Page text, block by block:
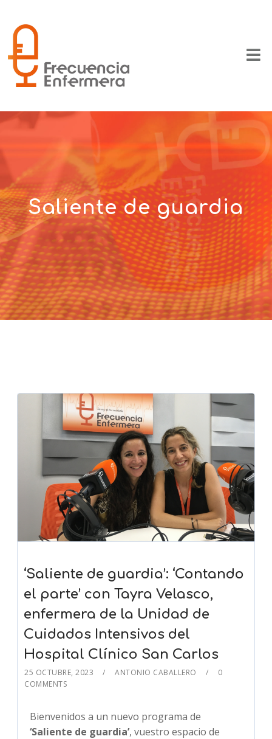
Saliente de guardia
‘Saliente de guardia’: ‘Contando
el parte’ con Tayra Velasco,
enfermera de la Unidad de
Cuidados Intensivos del
Hospital Clínico San Carlos
25 OCTUBRE, 2023 ANTONIO CABALLERO
0
COMMENTS
Bienvenidos a un nuevo programa de
‘Saliente de guardia’, vuestro espacio de